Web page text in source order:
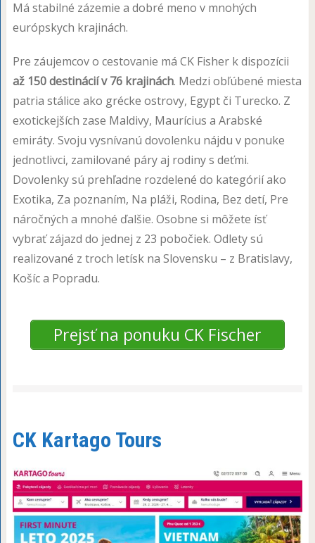
Má stabilné zázemie a dobré meno v mnohých
európskych krajinách.
Pre záujemcov o cestovanie má CK Fisher k dispozícii
až 150 destinácií v 76 krajinách. Medzi obľúbené miesta
patria stálice ako grécke ostrovy, Egypt či Turecko. Z
exotickejších zase Maldivy, Maurícius a Arabské
emiráty. Svoju vysnívanú dovolenku nájdu v ponuke
jednotlivci, zamilované páry aj rodiny s deťmi.
Dovolenky sú prehľadne rozdelené do kategórií ako
Exotika, Za poznaním, Na pláži, Rodina, Bez detí, Pre
náročných a mnohé ďalšie. Osobne si môžete ísť
vybrať zájazd do jednej z 23 pobočiek. Odlety sú
realizované z troch letísk na Slovensku – z Bratislavy,
Košíc a Popradu.
Prejsť na ponuku CK Fischer
CK Kartago Tours